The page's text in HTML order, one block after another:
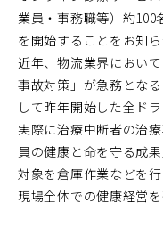
業員・事務職等）約100
を開始することをお知ら
近年、物流業界におい
事故対策」が急務とな
して昨年開始した全ド
実際に治療中断者の治
員の健康と命を守る成
対象を倉庫作業などを
現場全体での健康経営を